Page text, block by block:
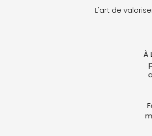
L'art de
À